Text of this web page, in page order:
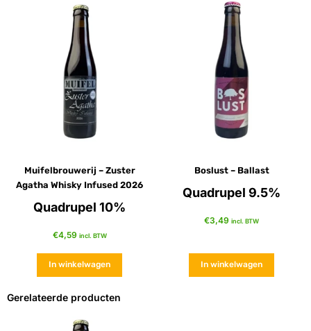
Muifelbrouwerij – Zuster
Agatha Whisky Infused 2026
Quadrupel 10%
€4,59 incl. BTW
In winkelwagen
Boslust – Ballast
Quadrupel 9.5%
€3,49 incl. BTW
In winkelwagen
Gerelateerde producten